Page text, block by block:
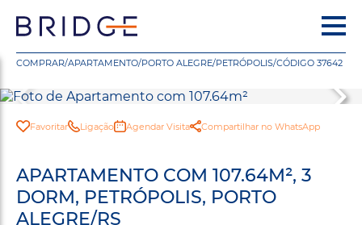
COMPRAR/APARTAMENTO/PORTO ALEGRE/PETRÓPOLIS/CÓDIGO 37642
Favoritar Ligação Agendar Visita Compartilhar no WhatsApp
APARTAMENTO COM 107.64M², 3
DORM, PETRÓPOLIS, PORTO
ALEGRE/RS